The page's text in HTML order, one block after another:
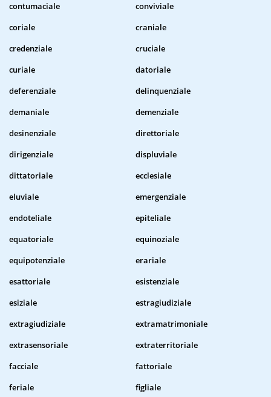
contumaciale
conviviale
coriale
craniale
credenziale
cruciale
curiale
datoriale
deferenziale
delinquenziale
demaniale
demenziale
desinenziale
direttoriale
dirigenziale
displuviale
dittatoriale
ecclesiale
eluviale
emergenziale
endoteliale
epiteliale
equatoriale
equinoziale
equipotenziale
erariale
esattoriale
esistenziale
esiziale
estragiudiziale
extragiudiziale
extramatrimoniale
extrasensoriale
extraterritoriale
facciale
fattoriale
feriale
figliale